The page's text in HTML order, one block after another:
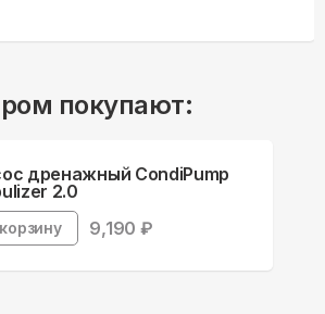
покупают:
дренажный CondiPump
2.0
9,190 ₽